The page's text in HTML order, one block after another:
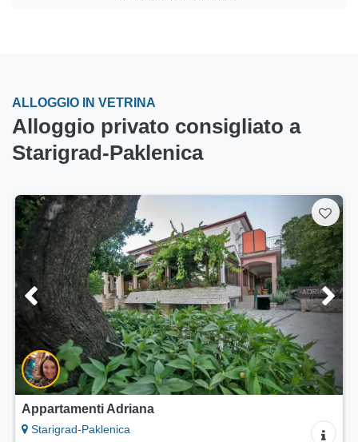
ALLOGGIO IN VETRINA
Alloggio privato consigliato a
Starigrad-Paklenica
Appartamenti Adriana
Starigrad-Paklenica